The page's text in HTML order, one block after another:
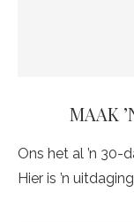
MAAK
Ons het al ’n
Hier is ’n